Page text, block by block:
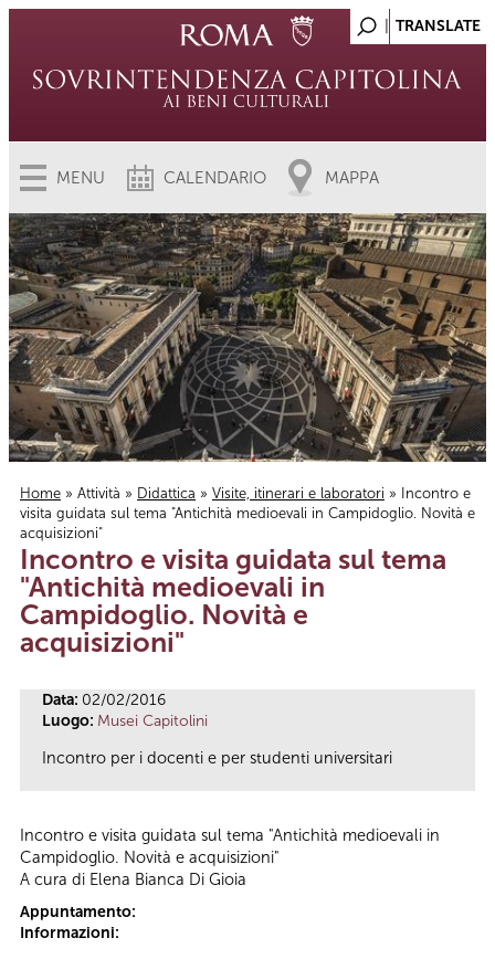
MENU CALENDARIO MAPPA
Tu sei qui
Home » Attività » Didattica » Visite, itinerari e laboratori » Incontro e
visita guidata sul tema "Antichità medioevali in Campidoglio. Novità e
acquisizioni"
Incontro e visita guidata sul tema
"Antichità medioevali in
Campidoglio. Novità e
acquisizioni"
Data: 02/02/2016
Luogo: Musei Capitolini
Incontro per i docenti e per studenti universitari
Incontro e visita guidata sul tema "Antichità medioevali in
Campidoglio. Novità e acquisizioni"
A cura di Elena Bianca Di Gioia
Appuntamento:
Informazioni: